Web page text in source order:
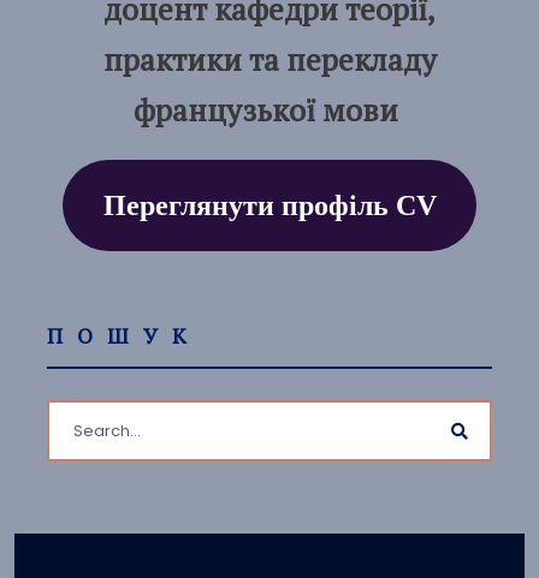
доцент кафедри теорії,
практики та перекладу
французької мови
Переглянути профіль CV
ПОШУК